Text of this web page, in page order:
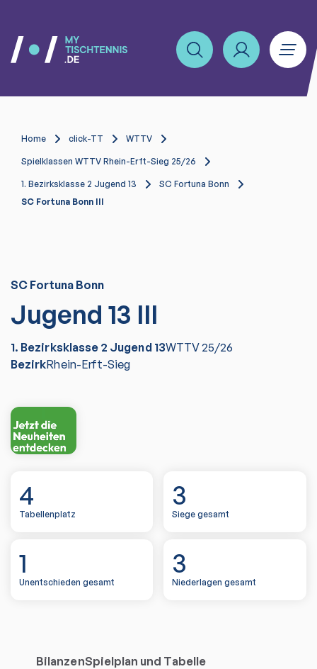
Home click-TT WTTV
Spielklassen WTTV Rhein-Erft-Sieg 25/26
1. Bezirksklasse 2 Jugend 13
SC Fortuna Bonn
SC Fortuna Bonn III
SC Fortuna Bonn
Jugend 13 III
1. Bezirksklasse 2 Jugend 13WTTV25/26
BezirkRhein-Erft-Sieg
4
Tabellenplatz
3
Siege gesamt
1
Unentschieden gesamt
3
Niederlagen gesamt
BilanzenSpielplan und Tabelle